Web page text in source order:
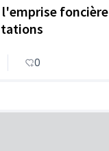
l'emprise foncière
0